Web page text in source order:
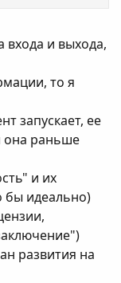
входа и выхода,
то я
запускает, ее
она раньше
и их
бы идеально)
развития на